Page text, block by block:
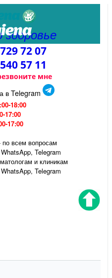
72 07
57 11
мне
в Telegram
18:00
17:00
17:00
по всем вопросам
Telegram
и клиникам
Telegram